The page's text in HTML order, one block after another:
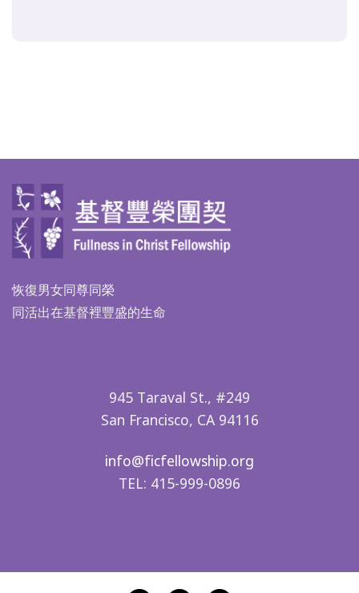
恢復男女同尊同榮
同活出在基督裡豐盛的生命
945 Taraval St., #249
San Francisco, CA 94116
info@ficfellowship.org
TEL: 415-999-0896